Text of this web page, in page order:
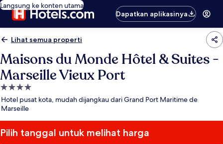
Langsung ke konten utama
Dapatkan aplikasinya
Lihat semua properti
Maisons du Monde Hôtel & Suites -
Marseille Vieux Port
Properti
bintang
4.0
Hotel pusat kota, mudah dijangkau dari Grand Port Maritime de
Marseille
Pilih tanggal untuk melihat harga